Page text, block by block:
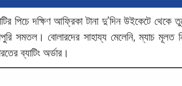
পিচে দক্ষিণ আফ্রিকা টানা দু’দিন উইকেটে
সমতল। বোলারদের সাহায্য মেলেনি, ম্যাচ মূলত
ব্যাটিং অর্ডার।